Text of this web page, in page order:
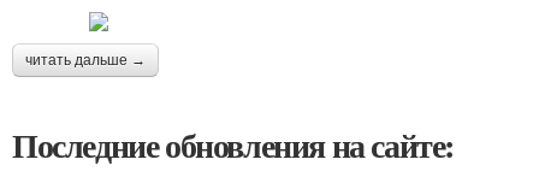
читать дальше →
Последние обновления на сайте: